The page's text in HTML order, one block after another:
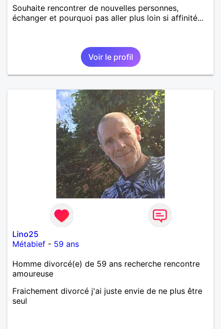
Souhaite rencontrer de nouvelles personnes,
échanger et pourquoi pas aller plus loin si affinité...
Voir le profil
Lino25
Métabief - 59 ans
Homme divorcé(e) de 59 ans recherche rencontre
amoureuse
Fraichement divorcé j'ai juste envie de ne plus être
seul